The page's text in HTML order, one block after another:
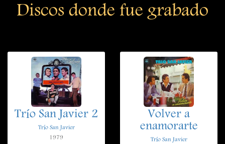
Discos donde fue grabado
Trío San Javier 2
Trío San Javier
1979
Volver a
enamorarte
Trío San Javier